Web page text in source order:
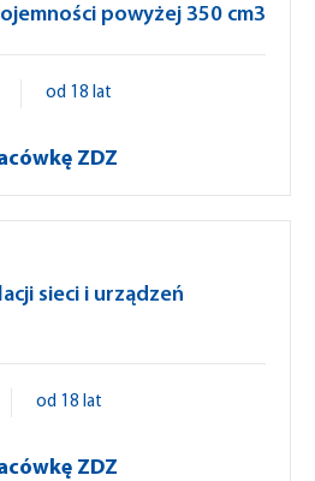
powyżej 350 cm3
od 18 lat
ZDZ
sieci i urządzeń
od 18 lat
ZDZ